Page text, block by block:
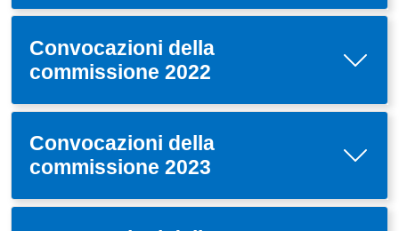
Convocazioni della
commissione 2022
Convocazioni della
commissione 2023